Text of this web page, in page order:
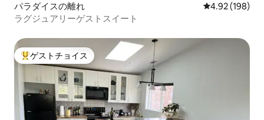
パラダイスの離れ レビュー198
4.92 (198)
ラグジュアリーゲストスイート
大好評のゲストチョイスです。
ゲストチョイス